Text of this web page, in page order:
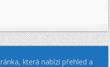
která nabízí přehled a